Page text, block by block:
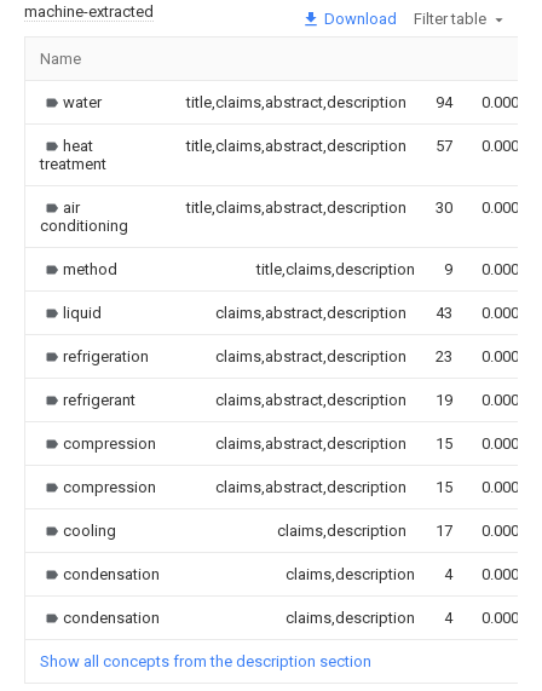
machine-extracted Download Filter table
Name
water title,claims,abstract,description 94 0.000
heat
treatment
title,claims,abstract,description 57 0.000
air
conditioning
title,claims,abstract,description 30 0.000
method title,claims,description 9 0.000
liquid claims,abstract,description 43 0.000
refrigeration claims,abstract,description 23 0.000
refrigerant claims,abstract,description 19 0.000
compression claims,abstract,description 15 0.000
compression claims,abstract,description 15 0.000
cooling claims,description 17 0.000
condensation claims,description 4 0.000
condensation claims,description 4 0.000
Show all concepts from the description section